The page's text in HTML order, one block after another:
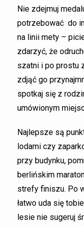
Nie zdejmuj
potrzebować do
na linii mety –
zdarzyć, że
szatni i po prostu
zdjąć go
spotkaj się z
umówionym
Najlepsze są
lodami czy
przy budynku,
berlińskim
strefy finiszu. Po
łatwo uda się
lesie nie sugeruj